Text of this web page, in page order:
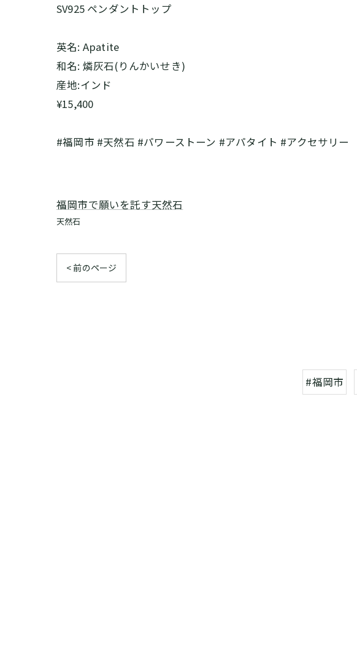
SV925 ペンダントトップ
英名: Apatite
和名: 燐灰石(りんかいせき)
産地:インド
¥15,400
#福岡市 #天然石 #パワーストーン #アパタイト #アクセサリー
福岡市で願いを託す天然石
天然石
< 前のページ
#福岡市